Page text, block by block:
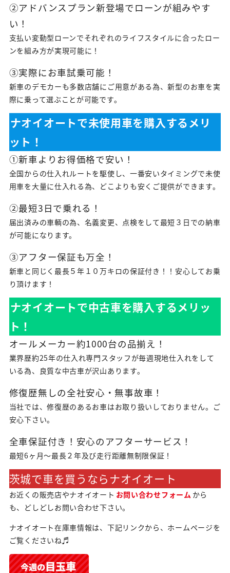
②アドバンスプラン新登場でローンが組みやす
い！
支払い変動型ローンでそれぞれのライフスタイルに合ったロー
ンを組み方が実現可能に！
③実際にお車試乗可能！
新車のデモカーも多数店舗にご用意がある為、新型のお車を実
際に乗って選ぶことが可能です。
ナオイオートで未使用車を購入するメリ
ット！
①新車よりお得価格で安い！
全国からの仕入れルートを駆使し、一番安いタイミングで未使
用車を大量に仕入れる為、どこよりも安くご提供ができます。
②最短3日で乗れる！
届出済みの車輌の為、名義変更、点検をして最短３日での納車
が可能になります。
③アフター保証も万全！
新車と同じく最長５年１０万キロの保証付き！！安心してお乗
り頂けます！
ナオイオートで中古車を購入するメリッ
ト！
オールメーカー約1000台の品揃え！
業界歴約25年の仕入れ専門スタッフが毎週現地仕入れをして
いる為、良質な中古車が沢山あります。
修復歴無しの全社安心・無事故車！
当社では、修復歴のあるお車はお取り扱いしておりません。ご
安心下さい。
全車保証付き！安心のアフターサービス！
最短6ヶ月～最長２年及び走行距離無制限保証！
茨城で車を買うならナオイオート
お近くの販売店やナオイオート お問い合わせフォーム から
も、どしどしお問い合わせ下さい。
ナオイオート在庫車情報は、下記リンクから、ホームページを
ご覧くださいね♬